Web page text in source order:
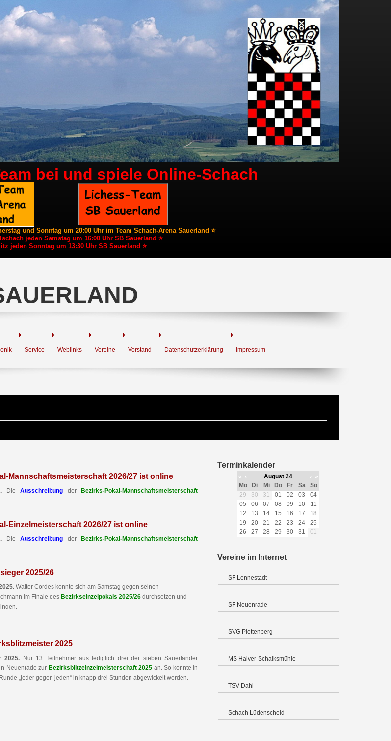
bei und spiele Online-Schach
und Sonntag um 20:00 Uhr im Team Schach-Arena Sauerland ⭐
jeden Samstag um 16:00 Uhr SB Sauerland ⭐
jeden Sonntag um 13:30 Uhr SB Sauerland ⭐
Service Weblinks Vereine Vorstand Datenschutzerklärung Impressum
Mannschaftsmeisterschaft 2026/27 ist online
DieAusschreibung derBezirks-Pokal-Mannschaftsmeisterschaft
Einzelmeisterschaft 2026/27 ist online
DieAusschreibung derBezirks-Pokal-Mannschaftsmeisterschaft
2025/26
Walter Cordes konnte sich am Samstag gegen seinen
im Finale des Bezirkseinzelpokals 2025/26 durchsetzen und
2025
2025. Nur 13 Teilnehmer aus lediglich drei der sieben Sauerländer
Neuenrade zur Bezirksblitzeinzelmeisterschaft 2025 an. So konnte in
„jeder gegen jeden“ in knapp drei Stunden abgewickelt werden.
Terminkalender
« ‹ August 24 ›
»
Mo
Di Mi Do Fr Sa
So
29
30 31 01 02 03
04
05
06 07 08 09 10
11
12
13 14 15 16 17
18
19
20 21 22 23 24
25
26
27 28 29 30 31 01
Vereine im Internet
SF Lennestadt
SF Neuenrade
SVG Plettenberg
MS Halver-Schalksmühle
TSV Dahl
Schach Lüdenscheid